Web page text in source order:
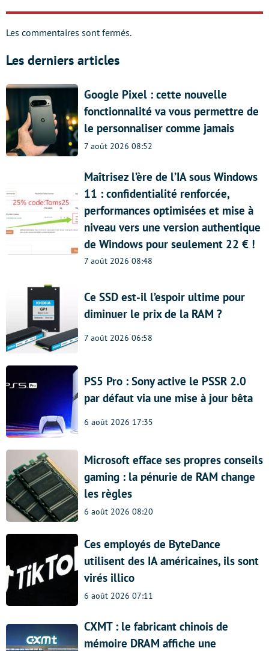
Les commentaires sont fermés.
Les derniers articles
Google Pixel : cette nouvelle
fonctionnalité va vous permettre de
le personnaliser comme jamais
7 août 2026 08:52
Maîtrisez l’ère de l’IA sous Windows
11 : confidentialité renforcée,
performances optimisées et mise à
niveau vers une version authentique
de Windows pour seulement 22 € !
7 août 2026 08:48
Ce SSD est-il l’espoir ultime pour
diminuer le prix de la RAM ?
7 août 2026 06:58
PS5 Pro : Sony active le PSSR 2.0
par défaut via une mise à jour bêta
6 août 2026 17:35
Microsoft efface ses propres conseils
gaming : la pénurie de RAM change
les règles
6 août 2026 08:20
Ces employés de ByteDance
utilisent des IA américaines, ils sont
virés illico
6 août 2026 07:11
CXMT : le fabricant chinois de
mémoire DRAM affiche une